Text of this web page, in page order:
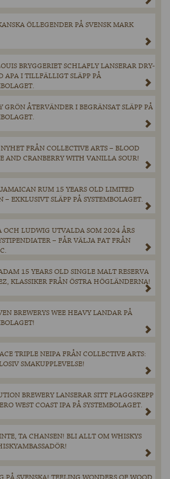
ÖLLEGENDER PÅ SVENSK MARK
BRYGGERIET SCHLAFLY LANSERAR DRY-
APA I TILLFÄLLIGT SLÄPP PÅ
GRÖN ÅTERVÄNDER I BEGRÄNSAT SLÄPP PÅ
FRÅN COLLECTIVE ARTS – BLOOD
AND CRANBERRY WITH VANILLA SOUR!
RUM 15 YEARS OLD LIMITED
– EXKLUSIVT SLÄPP PÅ SYSTEMBOLAGET.
OCH LUDWIG UTVALDA SOM 2024 ÅRS
– FÅR VÄLJA FAT FRÅN
15 YEARS OLD SINGLE MALT RESERVA
KLASSIKER FRÅN ÖSTRA HÖGLÄNDERNA!
BREWERYS WEE HEAVY LANDAR PÅ
TRIPLE NEIPA FRÅN COLLECTIVE ARTS:
SMAKUPPLEVELSE!
BREWERY LANSERAR SITT FLAGGSKEPP
WEST COAST IPA PÅ SYSTEMBOLAGET.
TA CHANSEN! BLI ALLT OM WHISKYS